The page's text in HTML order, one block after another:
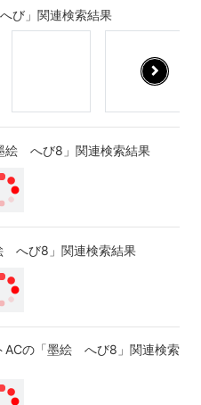
び」関連検索結果
絵 へび8」関連検索結果
へび8」関連検索結果
ACの「墨絵 へび8」関連検索